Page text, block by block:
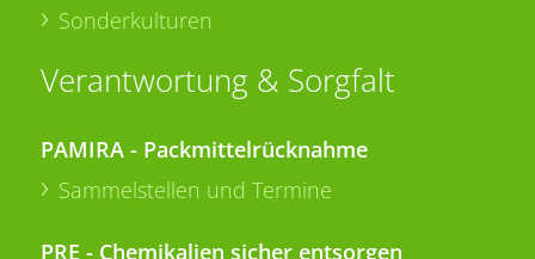
Sonderkulturen
Verantwortung & Sorgfalt
PAMIRA - Packmittelrücknahme
Sammelstellen und Termine
PRE - Chemikalien sicher entsorgen